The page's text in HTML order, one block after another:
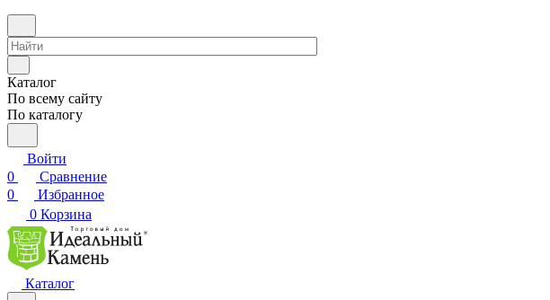
Каталог
По всему сайту
По каталогу
Войти
0
Сравнение
0
Избранное
0 Корзина
Каталог